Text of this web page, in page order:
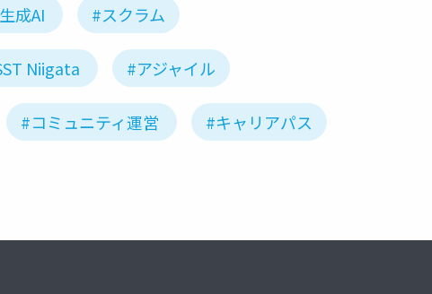
成AI #スクラム
Niigata #アジャイル
#コミュニティ運営 #キャリアパス